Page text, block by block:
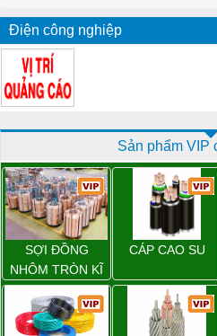
Điện công nghiệp
Sản phẩm VIP
SỢI ĐỒNG
NHÔM TRÒN KĨ
THUẬT ĐIỆN
CÁP CAO SU